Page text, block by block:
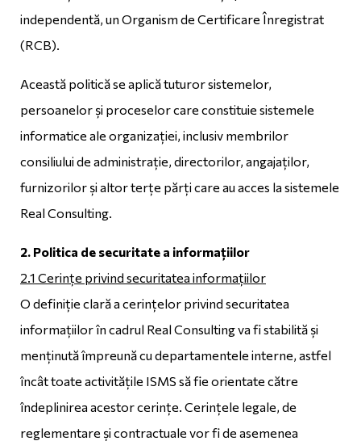
independentă, un Organism de Certificare Înregistrat
(RCB).
Această politică se aplică tuturor sistemelor,
persoanelor și proceselor care constituie sistemele
informatice ale organizației, inclusiv membrilor
consiliului de administrație, directorilor, angajaților,
furnizorilor și altor terțe părți care au acces la sistemele
Real Consulting.
2. Politica de securitate a informațiilor
2.1 Cerințe privind securitatea informațiilor
O definiție clară a cerințelor privind securitatea
informațiilor în cadrul Real Consulting va fi stabilită și
menținută împreună cu departamentele interne, astfel
încât toate activitățile ISMS să fie orientate către
îndeplinirea acestor cerințe. Cerințele legale, de
reglementare și contractuale vor fi de asemenea